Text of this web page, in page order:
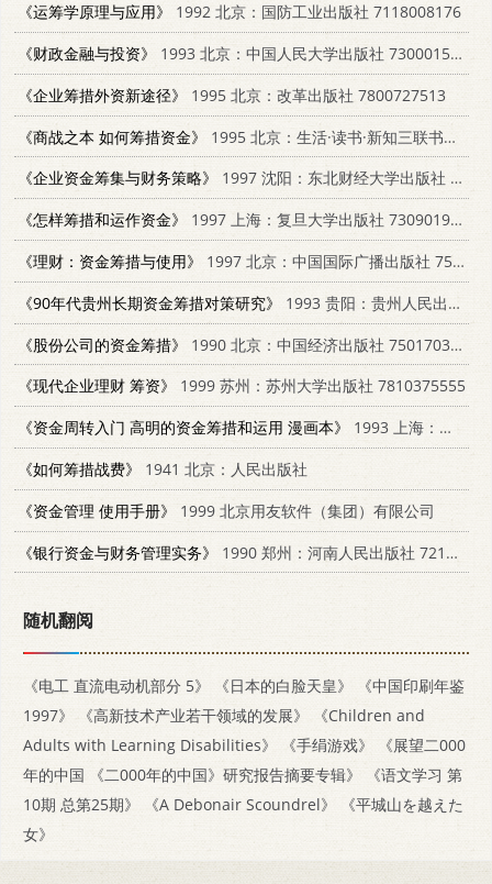
《运筹学原理与应用》
1992 北京：国防工业出版社 7118008176
《财政金融与投资》
1993 北京：中国人民大学出版社 7300015329
《企业筹措外资新途径》
1995 北京：改革出版社 7800727513
《商战之本 如何筹措资金》
1995 北京：生活·读书·新知三联书店 7108007738
《企业资金筹集与财务策略》
1997 沈阳：东北财经大学出版社 7810442449
《怎样筹措和运作资金》
1997 上海：复旦大学出版社 7309019113
《理财：资金筹措与使用》
1997 北京：中国国际广播出版社 750781551X
《90年代贵州长期资金筹措对策研究》
1993 贵阳：贵州人民出版社 7221031789
《股份公司的资金筹措》
1990 北京：中国经济出版社 750170340X
《现代企业理财 筹资》
1999 苏州：苏州大学出版社 7810375555
《资金周转入门 高明的资金筹措和运用 漫画本》
1993 上海：上海译文出版社 7532715132
《如何筹措战费》
1941 北京：人民出版社
《资金管理 使用手册》
1999 北京用友软件（集团）有限公司
《银行资金与财务管理实务》
1990 郑州：河南人民出版社 7215011321
随机翻阅
《电工 直流电动机部分 5》 《日本的白脸天皇》
《中国印刷年鉴
1997》
《高新技术产业若干领域的发展》
《Children and
Adults with Learning Disabilities》
《手绢游戏》
《展望二000
年的中国 《二000年的中国》研究报告摘要专辑》
《语文学习 第
10期 总第25期》
《A Debonair Scoundrel》
《平城山を越えた
女》